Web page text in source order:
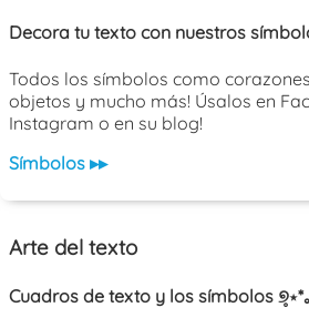
Decora tu texto con nuestros
Todos los símbolos como
objetos y mucho más! Úsalos en
Instagram o en su blog!
Símbolos ▸▸
Arte del texto
Cuadros de texto y los símbolos ୭̥⋆*｡